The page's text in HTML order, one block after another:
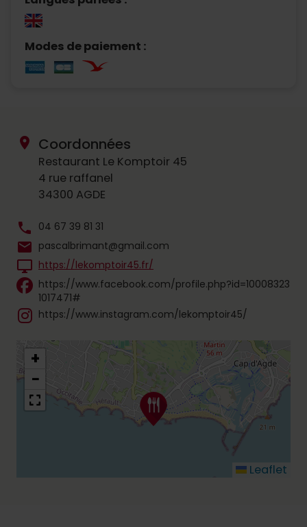
Modes de paiement :
location_on Coordonnées
Restaurant Le Komptoir 45
4 rue raffanel
34300 AGDE
phone 04 67 39 81 31
mail pascalbrimant@gmail.com
desktop_windows https://lekomptoir45.fr/
https://www.facebook.com/profile.php?id=10008323
1017471#
https://www.instagram.com/lekomptoir45/
+
−
Leaflet